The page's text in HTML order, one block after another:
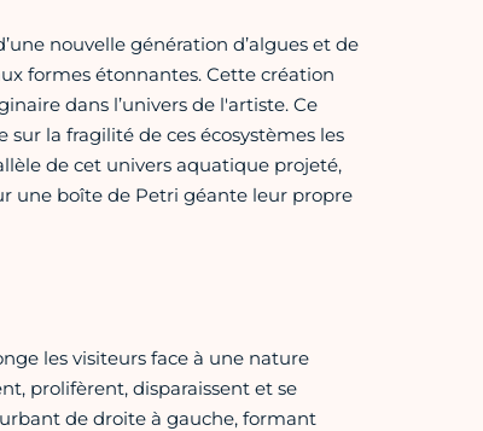
nouvelle génération d’algues et de
formes étonnantes. Cette création
dans l’univers de l'artiste. Ce
la fragilité de ces écosystèmes les
de cet univers aquatique projeté,
une boîte de Petri géante leur propre
les visiteurs face à une nature
prolifèrent, disparaissent et se
de droite à gauche, formant